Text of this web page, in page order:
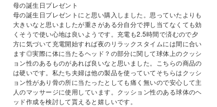
母の誕生日プレゼント
母の誕生日プレゼントにと思い購入しました。思っていたよりも
大きいなと思いましたが重さがある分自分で押し当てなくても効
くそうで使い心地は良いようです。充電も2.5時間で済むので夕
方に気づいて充電開始すれば夜のリラックスタイムには間に合い
ます◎実際に体に当たるヘッド？の部分に関して球体上のクッシ
ョン性のあるものがあれば良いなと思いました。こちらの商品の
は硬いです。私たち夫婦は他の製品を使っていてそちらはクッシ
ョン性があり骨の所に当たったとしても痛く無いので安心して主
人のマッサージに使用しています。クッション性のある球体のヘ
ッド作成を検討して貰えると嬉しいです。